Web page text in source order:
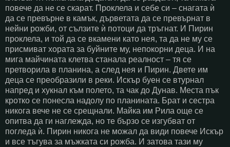
повече да не се скарат. Проклела и себе си – снагата ѝ
да се превърне в камък, дърветата да се превърнат в
нейни рожби, от сълзите ѝ потоци да тръгнат. И Пирин
проклела, и той да се вкамени като нея, та да не му се
присмиват хората за буйните му, непокорни деца. И на
мига майчината клетва станала реалност – тя се
претворила в планина, а след нея и Пирин. Двете им
деца се преобразили в реки. Искър буен се втурнал
напред и хукнал към полето, та чак до Дунав. Места пък
кротко се понесла надолу по планината. Брат и сестра
никога вече не се срещнали. Майка им Рила още се
опитва да ги наглежда, но те бързо се изгубват от
погледа ѝ. Пирин никога не можал да види повече Искър
и все тъгува за мъжката си рожба. И затова тази му